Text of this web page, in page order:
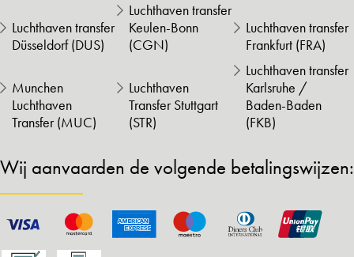
Luchthaven transfer
Düsseldorf (DUS)
Luchthaven transfer
Keulen-Bonn
(CGN)
Luchthaven transfer
Frankfurt (FRA)
Munchen
Luchthaven
Transfer (MUC)
Luchthaven
Transfer Stuttgart
(STR)
Luchthaven transfer
Karlsruhe /
Baden-Baden
(FKB)
Wij aanvaarden de volgende betalingswijzen: